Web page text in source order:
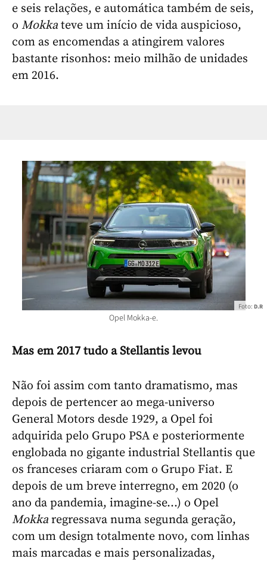
e seis relações, e automática também de seis,
o Mokka teve um início de vida auspicioso,
com as encomendas a atingirem valores
bastante risonhos: meio milhão de unidades
em 2016.
Opel Mokka-e.
Foto: D.R
Mas em 2017 tudo a Stellantis levou
Não foi assim com tanto dramatismo, mas
depois de pertencer ao mega-universo
General Motors desde 1929, a Opel foi
adquirida pelo Grupo PSA e posteriormente
englobada no gigante industrial Stellantis que
os franceses criaram com o Grupo Fiat. E
depois de um breve interregno, em 2020 (o
ano da pandemia, imagine-se...) o Opel
Mokka regressava numa segunda geração,
com um design totalmente novo, com linhas
mais marcadas e mais personalizadas,